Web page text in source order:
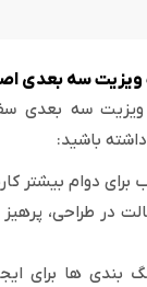
ویزیت سه بعدی
ویزیت سه بعدی
باشید:
برای دوام بیشتر
در طراحی،
بندی ها برای